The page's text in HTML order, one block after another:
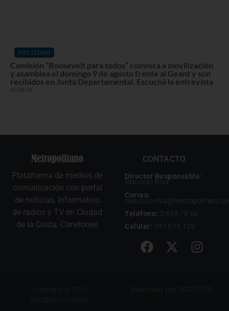
SOCIEDAD
Comisión “Roosevelt para todos” convoca a movilización
y asamblea el domingo 9 de agosto frente al Geant y son
recibidos en Junta Departamental. Escuchá la entrevista
05/08/26
Plataforma de medios de
comunicación con portal
de noticias, Informativo
de radios y TV en Ciudad
de la Costa, Canelones
CONTACTO
Director Responsable:
Mauricio Riva
Correo:
mauricio.riva@metropolitano.uy
Teléfono: 2 698 78 66
Celular: 091 673 129